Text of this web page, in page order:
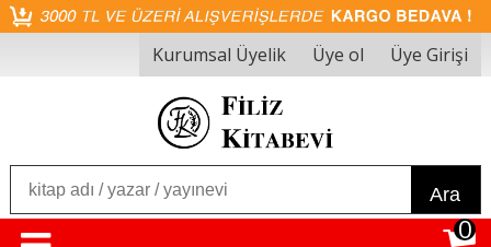
Kurumsal Üyelik Üye ol Üye Girişi
Ara
0